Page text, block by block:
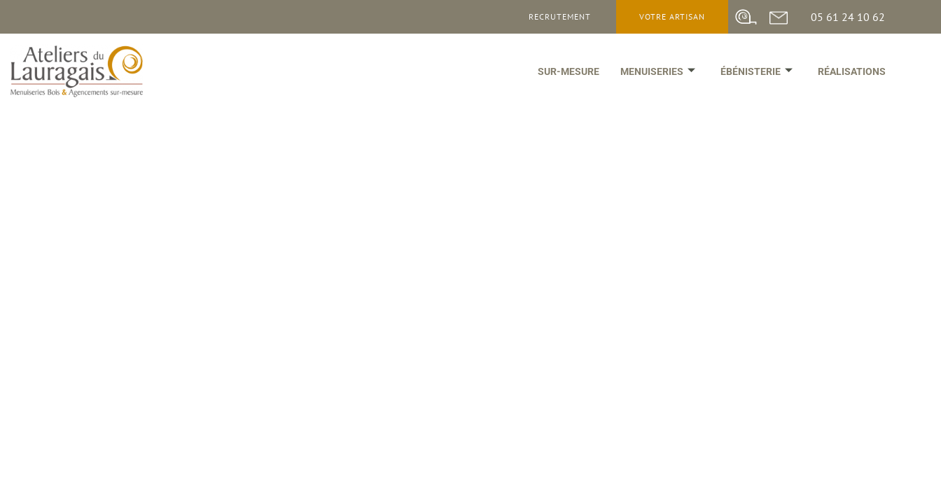
RECRUTEMENT VOTRE ARTISAN 05 61 24 10 62
SUR-MESURE MENUISERIES ÉBÉNISTERIE RÉALISATIONS
7 novembre 2024